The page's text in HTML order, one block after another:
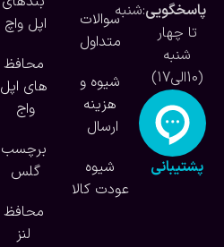
پاسخگویی:شنبه
تا چهار
شنبه
(10الی17)
پشتیبانی
سوالات
متداول
شیوه و
هزینه
ارسال
شیوه
عودت کالا
اپل واچ
محافظ
های اپل
واج
برچسب
گلس
محافظ
لنز